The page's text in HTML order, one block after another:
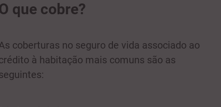
que cobre?
coberturas no seguro de vida associado ao
à habitação mais comuns são as